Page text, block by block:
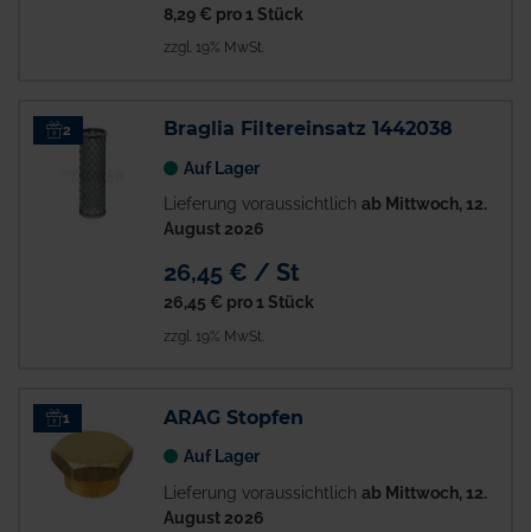
8,29 € pro 1 Stück
zzgl. 19% MwSt.
2 Braglia Filtereinsatz 1442038
Auf Lager
Lieferung voraussichtlich ab Mittwoch, 12.
August 2026
26,45 € / St
26,45 € pro 1 Stück
zzgl. 19% MwSt.
1 ARAG Stopfen
Auf Lager
Lieferung voraussichtlich ab Mittwoch, 12.
August 2026